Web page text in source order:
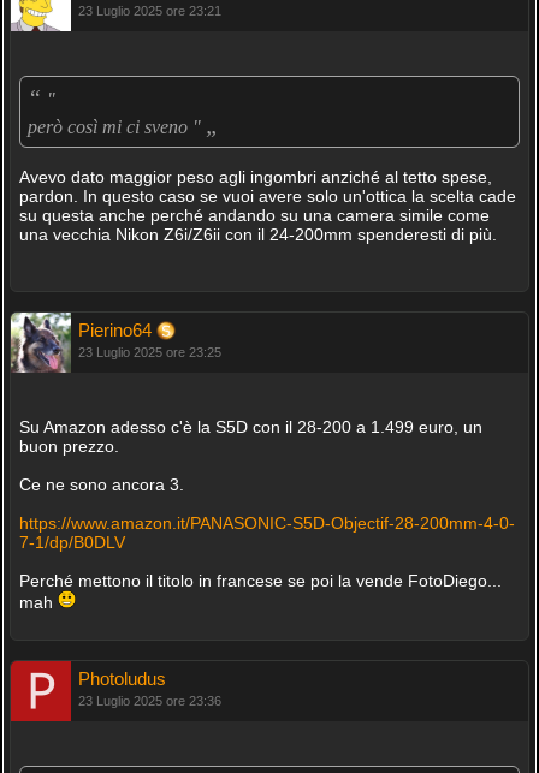
23 Luglio 2025 ore 23:21
“ "
però così mi ci sveno " „
Avevo dato maggior peso agli ingombri anziché al tetto spese,
pardon. In questo caso se vuoi avere solo un'ottica la scelta cade
su questa anche perché andando su una camera simile come
una vecchia Nikon Z6i/Z6ii con il 24-200mm spenderesti di più.
Pierino64
23 Luglio 2025 ore 23:25
Su Amazon adesso c'è la S5D con il 28-200 a 1.499 euro, un
buon prezzo.
Ce ne sono ancora 3.
https://www.amazon.it/PANASONIC-S5D-Objectif-28-200mm-4-0-
7-1/dp/B0DLV
Perché mettono il titolo in francese se poi la vende FotoDiego...
mah
Photoludus
23 Luglio 2025 ore 23:36